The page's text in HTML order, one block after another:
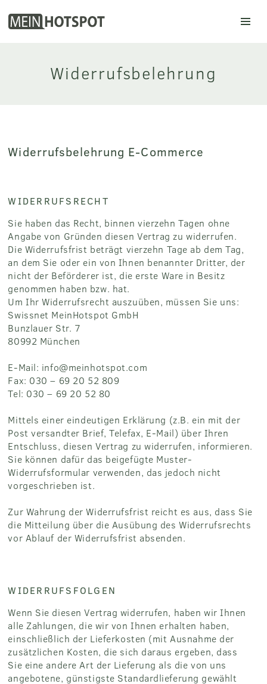
Widerrufsbelehrung
Widerrufsbelehrung E-Commerce
WIDERRUFSRECHT
Sie haben das Recht, binnen vierzehn Tagen ohne
Angabe von Gründen diesen Vertrag zu widerrufen.
Die Widerrufsfrist beträgt vierzehn Tage ab dem Tag,
an dem Sie oder ein von Ihnen benannter Dritter, der
nicht der Beförderer ist, die erste Ware in Besitz
genommen haben bzw. hat.
Um Ihr Widerrufsrecht auszuüben, müssen Sie uns:
Swissnet MeinHotspot GmbH
Bunzlauer Str. 7
80992 München
E-Mail: info@meinhotspot.com
Fax: 030 – 69 20 52 809
Tel: 030 – 69 20 52 80
Mittels einer eindeutigen Erklärung (z.B. ein mit der
Post versandter Brief, Telefax, E-Mail) über Ihren
Entschluss, diesen Vertrag zu widerrufen, informieren.
Sie können dafür das beigefügte Muster-
Widerrufsformular verwenden, das jedoch nicht
vorgeschrieben ist.
Zur Wahrung der Widerrufsfrist reicht es aus, dass Sie
die Mitteilung über die Ausübung des Widerrufsrechts
vor Ablauf der Widerrufsfrist absenden.
WIDERRUFSFOLGEN
Wenn Sie diesen Vertrag widerrufen, haben wir Ihnen
alle Zahlungen, die wir von Ihnen erhalten haben,
einschließlich der Lieferkosten (mit Ausnahme der
zusätzlichen Kosten, die sich daraus ergeben, dass
Sie eine andere Art der Lieferung als die von uns
angebotene, günstigste Standardlieferung gewählt